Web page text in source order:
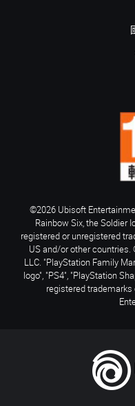
©2026 Ubisoft
Rainbow Six, the Soldier
registered or unregistered
US and/or other
LLC. "PlayStation Family
logo", "PS4", "PlayStation
registered